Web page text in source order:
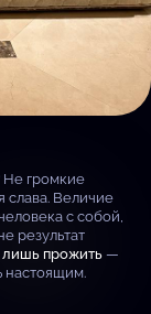
Не громкие
слава. Величие
с собой,
результат
лишь прожить—
настоящим.